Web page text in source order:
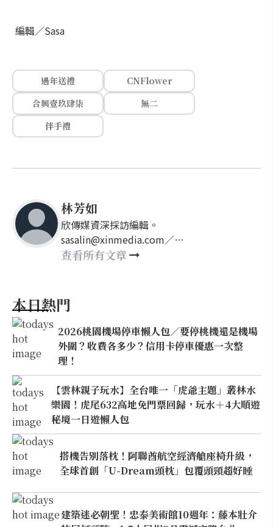
編輯／Sasa
過年送禮
CNFlower
合興壹玖肆柒
無二
伴手禮
林芳如
欣傳媒資深採訪編輯。
sasalin@xinmedia.com／
happy21917@gmail.com
查看所有文章
本日熱門
2026桃園機場停車懶人包／要停桃機還是機場
外圍？收費各多少？信用卡停車優惠一次整
理！
【雲林親子玩水】全台唯一「虎爺主題」叢林水
樂園！虎尾632高地免門票回歸，玩水＋4大順遊
秘境一日遊懶人包
搭機告別落枕！阿聯酋航空經濟艙座椅升級，
全球首創「U-Dream頭枕」包覆頭頸超好睡
建築迷必朝聖！忠泰美術館10週年：藤本壯介